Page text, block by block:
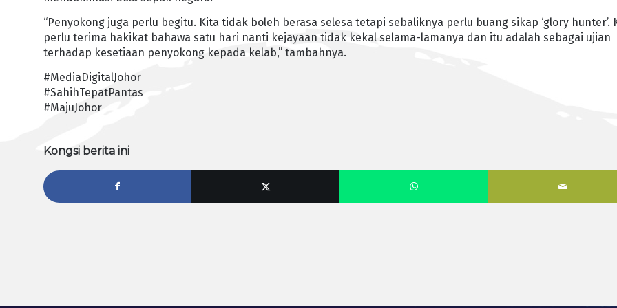
“Penyokong juga perlu begitu. Kita tidak boleh berasa selesa tetapi sebaliknya perlu buang sikap ‘glory hunter’.
perlu terima hakikat bahawa satu hari nanti kejayaan tidak kekal selama-lamanya dan itu adalah sebagai ujian
terhadap kesetiaan penyokong kepada kelab,” tambahnya.
#MediaDigitalJohor
#SahihTepatPantas
#MajuJohor
Kongsi berita ini